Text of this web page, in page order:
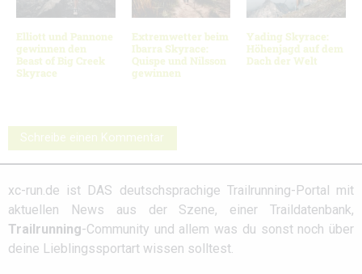
Elliott und Pannone
gewinnen den
Beast of Big Creek
Skyrace
Extremwetter beim
Ibarra Skyrace:
Quispe und Nilsson
gewinnen
Yading Skyrace:
Höhenjagd auf dem
Dach der Welt
Schreibe einen Kommentar
xc-run.de ist DAS deutschsprachige Trailrunning-Portal mit
aktuellen News aus der Szene, einer Traildatenbank,
Trailrunning-Community und allem was du sonst noch über
deine Lieblingssportart wissen solltest.